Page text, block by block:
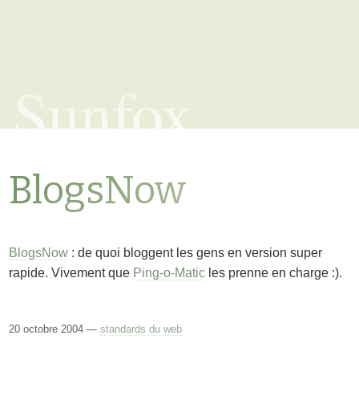
Sunfox
BlogsNow
BlogsNow : de quoi bloggent les gens en version super
rapide. Vivement que Ping-o-Matic les prenne en charge :).
20 octobre 2004 —standards du web